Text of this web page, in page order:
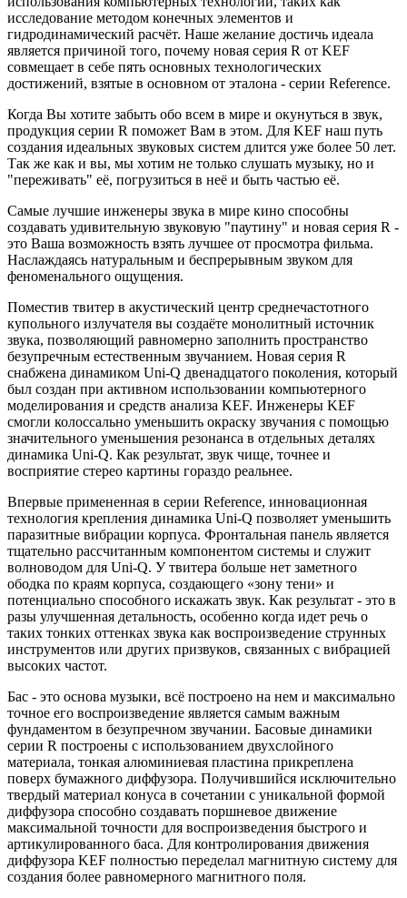
исследование методом конечных элементов и
гидродинамический расчёт. Наше желание достичь идеала
является причиной того, почему новая серия R от KEF
совмещает в себе пять основных технологических
достижений, взятые в основном от эталона - серии Reference.
Когда Вы хотите забыть обо всем в мире и окунуться в звук,
продукция серии R поможет Вам в этом. Для KEF наш путь
создания идеальных звуковых систем длится уже более 50 лет.
Так же как и вы, мы хотим не только слушать музыку, но и
"переживать" её, погрузиться в неё и быть частью её.
Самые лучшие инженеры звука в мире кино способны
создавать удивительную звуковую "паутину" и новая серия R -
это Ваша возможность взять лучшее от просмотра фильма.
Наслаждаясь натуральным и беспрерывным звуком для
феноменального ощущения.
Поместив твитер в акустический центр среднечастотного
купольного излучателя вы создаёте монолитный источник
звука, позволяющий равномерно заполнить пространство
безупречным естественным звучанием. Новая серия R
снабжена динамиком Uni-Q двенадцатого поколения, который
был создан при активном использовании компьютерного
моделирования и средств анализа KEF. Инженеры KEF
смогли колоссально уменьшить окраску звучания с помощью
значительного уменьшения резонанса в отдельных деталях
динамика Uni-Q. Как результат, звук чище, точнее и
восприятие стерео картины гораздо реальнее.
Впервые примененная в серии Reference, инновационная
технология крепления динамика Uni-Q позволяет уменьшить
паразитные вибрации корпуса. Фронтальная панель является
тщательно рассчитанным компонентом системы и служит
волноводом для Uni-Q. У твитера больше нет заметного
ободка по краям корпуса, создающего «зону тени» и
потенциально способного искажать звук. Как результат - это в
разы улучшенная детальность, особенно когда идет речь о
таких тонких оттенках звука как воспроизведение струнных
инструментов или других призвуков, связанных с вибрацией
высоких частот.
Бас - это основа музыки, всё построено на нем и максимально
точное его воспроизведение является самым важным
фундаментом в безупречном звучании. Басовые динамики
серии R построены с использованием двухслойного
материала, тонкая алюминиевая пластина прикреплена
поверх бумажного диффузора. Получившийся исключительно
твердый материал конуса в сочетании с уникальной формой
диффузора способно создавать поршневое движение
максимальной точности для воспроизведения быстрого и
артикулированного баса. Для контролирования движения
диффузора KEF полностью переделал магнитную систему для
создания более равномерного магнитного поля.